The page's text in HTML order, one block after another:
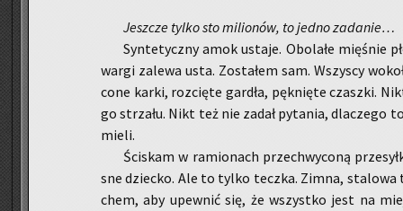
Jesz­cze tylko sto mi­lio­nów, to jedno za­da­nie…
Syn­te­tycz­ny amok usta­je. Obo­la­łe mię­śnie
wargi za­le­wa usta. Zo­sta­łem sam. Wszy­scy
co­ne karki, roz­cię­te gar­dła, pęk­nię­te czasz­ki.
go strza­łu. Nikt też nie zadał py­ta­nia, dla­cze­go
mie­li.
Ści­skam w ra­mio­nach prze­chwy­co­ną
sne dziec­ko. Ale to tylko tecz­ka. Zimna,
chem, aby upew­nić się, że wszyst­ko jest na